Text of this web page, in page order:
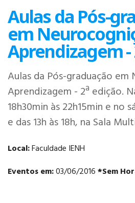
ADMINISTRAÇÃO
DESENVOLVIMENTO
DE SISTEMAS
Aulas da Pós-
em
Aprendizagem -
Aulas da Pós-graduação
Aprendizagem - 2ª edição.
18h30min às 22h15min e no
e das 13h às 18h, na Sala
Local:Faculdade IENH
Eventos em:03/06/2016*Sem